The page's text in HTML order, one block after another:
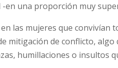
-en una proporción muy
las mujeres que convivían
mitigación de conflicto,
humillaciones o insultos